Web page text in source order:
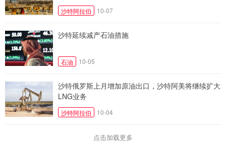
沙特阿拉伯 10-07
沙特延续减产石油措施
石油 10-05
沙特俄罗斯上月增加原油出口，沙特阿美将继续扩大
LNG业务
沙特阿拉伯 10-04
点击加载更多